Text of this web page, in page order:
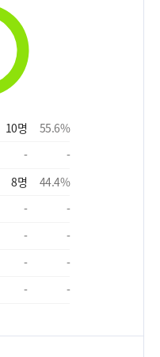
10명 55.6%
-
-
8명 44.4%
-
-
-
-
-
-
- -